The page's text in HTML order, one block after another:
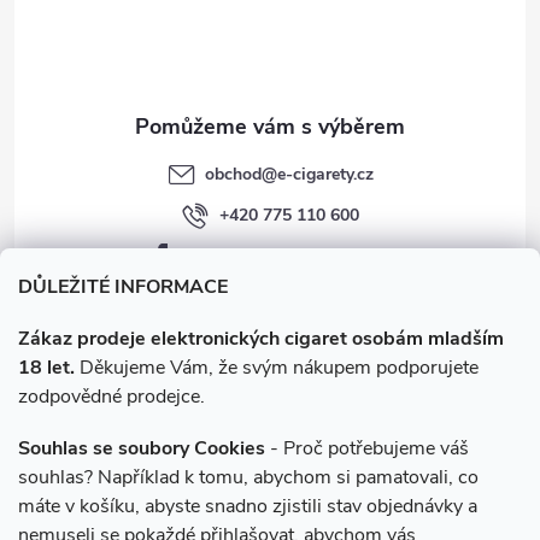
DŮLEŽITÉ INFORMACE
Zákaz prodeje elektronických cigaret osobám mladším
18 let. Děkujeme Vám, že svým nákupem podporujete
zodpovědné prodejce.
Souhlas se soubory Cookies - Proč potřebujeme váš
souhlas? Například k tomu, abychom si pamatovali, co
máte v košíku, abyste snadno zjistili stav objednávky a
p
i
s
u
obchod@e-cigarety.cz
+420 775 110 600
facebook.com/e-cigarety.cz
Instagram